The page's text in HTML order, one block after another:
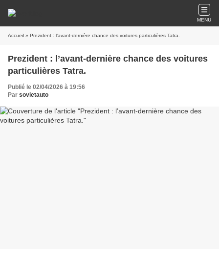
MENU
Accueil » Prezident : l’avant-dernière chance des voitures particulières Tatra.
Prezident : l’avant-dernière chance des voitures
particulières Tatra.
Publié le 02/04/2026 à 19:56
Par sovietauto